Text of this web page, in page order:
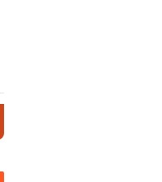
Inklusi.